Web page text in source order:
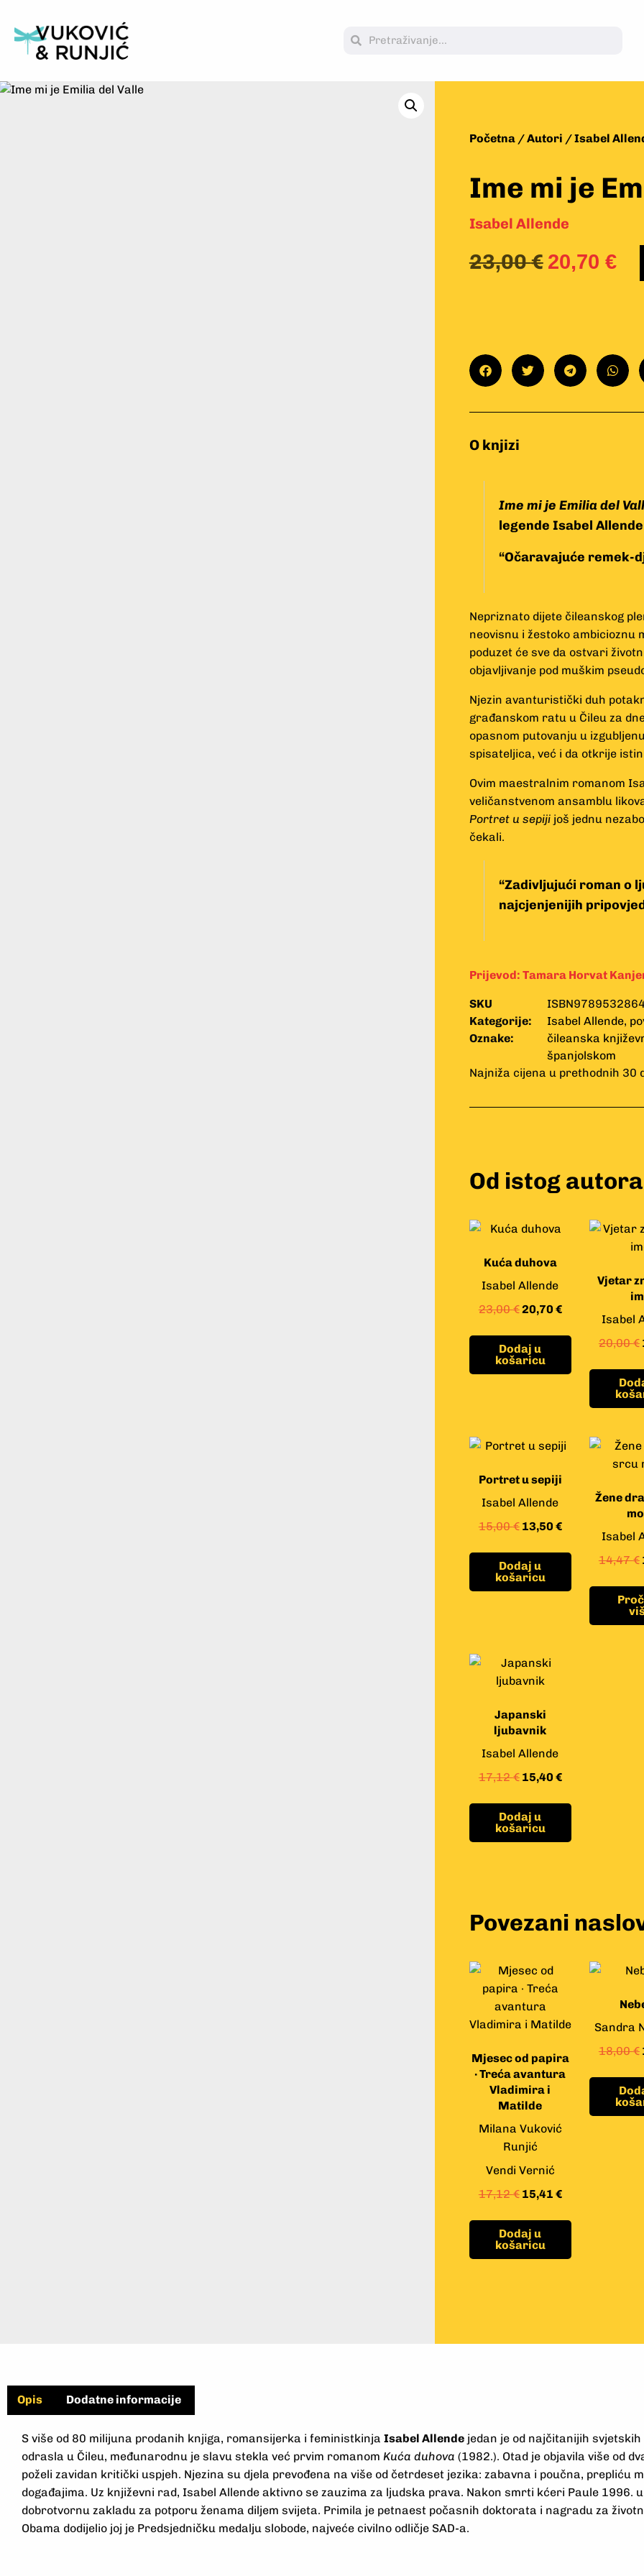
Početna/Autori /Isabel
Ime mi je
Isabel Allende
23,00€ 20,70 €
O knjizi
Ime mi je Emilia del
legende Isabel
“Očaravajuće remek-
Nepriznato dijete čileanskog
neovisnu i žestoko ambicioznu
poduzet će sve da ostvari
objavljivanje pod muškim
Njezin avanturistički duh
građanskom ratu u Čileu za
opasnom putovanju u
spisateljica, već i da otkrije
Ovim maestralnim romanom
veličanstvenom ansamblu
Portret u sepijijoš jednu
čekali.
“Zadivljujući roman o
najcjenjenijih
Prijevod: Tamara Horvat
SKU
Kategorije:
Isabel Allende,
Oznake:
čileanska
španjolskom
Najniža cijena u prethodnih 30
Od istog autora
Kuća duhova
Isabel Allende
23,00€20,70 €
Dodaj u
košaricu
Vjetar
Isabel
20,00€
Portret u sepiji
Isabel Allende
15,00€ 13,50 €
Dodaj u
košaricu
Žene
Isabel
14,47€
Japanski
ljubavnik
Isabel Allende
17,12€ 15,40 €
Dodaj u
košaricu
Povezani
Mjesec od papira
· Treća avantura
Vladimira i
Matilde
Milana Vuković
Runjić
Vendi Vernić
17,12€ 15,41 €
Dodaj u
košaricu
Sandra
18,00€
Opis Dodatne informacije
S više od 80 milijuna prodanih knjiga, romansijerka i feministkinja Isabel Allende jedan je od najčitanijih
odrasla u Čileu, međunarodnu je slavu stekla već prvim romanom Kuća duhova (1982.). Otad je objavila više od
poželi zavidan kritički uspjeh. Njezina su djela prevođena na više od četrdeset jezika: zabavna i poučna, prepliću
događajima. Uz književni rad, Isabel Allende aktivno se zauzima za ljudska prava. Nakon smrti kćeri Paule 1996.
dobrotvornu zakladu za potporu ženama diljem svijeta. Primila je petnaest počasnih doktorata i nagradu za
Obama dodijelio joj je Predsjedničku medalju slobode, najveće civilno odličje SAD-a.